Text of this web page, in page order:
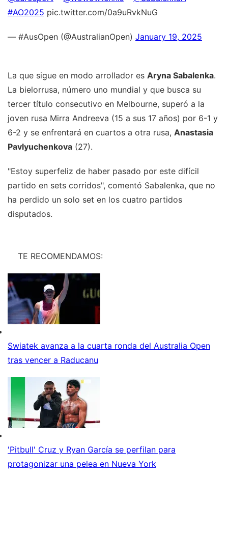
#AO2025 pic.twitter.com/0a9uRvkNuG
— #AusOpen (@AustralianOpen) January 19, 2025
La que sigue en modo arrollador es Aryna Sabalenka.
La bielorrusa, número uno mundial y que busca su
tercer título consecutivo en Melbourne, superó a la
joven rusa Mirra Andreeva (15 a sus 17 años) por 6-1 y
6-2 y se enfrentará en cuartos a otra rusa, Anastasia
Pavlyuchenkova (27).
"Estoy superfeliz de haber pasado por este difícil
partido en sets corridos", comentó Sabalenka, que no
ha perdido un solo set en los cuatro partidos
disputados.
TE RECOMENDAMOS:
Swiatek avanza a la cuarta ronda del Australia Open
tras vencer a Raducanu
'Pitbull' Cruz y Ryan García se perfilan para
protagonizar una pelea en Nueva York